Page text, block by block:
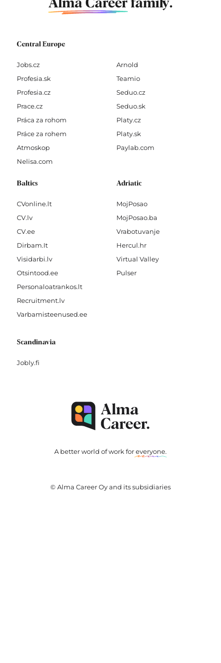
Alma Career family.
Central Europe
Jobs.cz
Profesia.sk
Profesia.cz
Prace.cz
Práca za rohom
Práce za rohem
Atmoskop
Nelisa.com
Arnold
Teamio
Seduo.cz
Seduo.sk
Platy.cz
Platy.sk
Paylab.com
Baltics
CVonline.lt
CV.lv
CV.ee
Dirbam.It
Visidarbi.lv
Otsintood.ee
Personaloatrankos.lt
Recruitment.lv
Varbamisteenused.ee
Adriatic
MojPosao
MojPosao.ba
Vrabotuvanje
Hercul.hr
Virtual Valley
Pulser
Scandinavia
Jobly.fi
A better world of work foreveryone.
© Alma Career Oy and its subsidiaries